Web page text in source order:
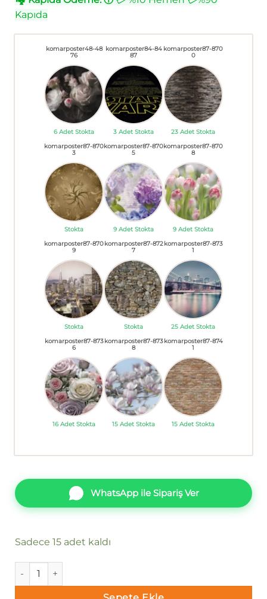
Kapıda
komarposter48-48
76
6 Adet Stokta
komarposter84-84
87
3 Adet Stokta
komarposter87-870
0
23 Adet Stokta
komarposter87-870
3
Stokta
komarposter87-870
5
9 Adet Stokta
komarposter87-870
8
9 Adet Stokta
komarposter87-870
9
Stokta
komarposter87-872
7
Stokta
komarposter87-873
1
25 Adet Stokta
komarposter87-873
6
16 Adet Stokta
komarposter87-873
8
15 Adet Stokta
komarposter87-874
1
15 Adet Stokta
WhatsApp ile Sipariş Ver
Sadece 15 adet kaldı
Komar Poster 87 8-738 adet